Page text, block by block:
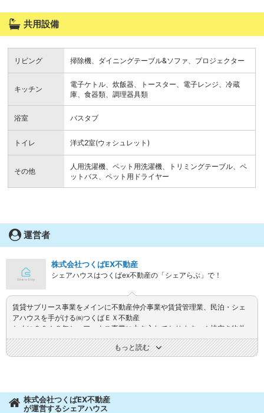
共用設備
リビング 掃除機、ダイニングテーブル&ソファ、プロジェクター
キッチン
電子ケトル、炊飯器、トースター、電子レンジ、冷蔵
庫、食器類、調理器具類
浴室 バスタブ
トイレ 洋式2室(ウォシュレット)
その他
人用洗濯機、ペット用洗濯機、トリミングテーブル、ペ
ットバス、ペット用ドライヤー
運営者
株式会社つくばEX不動産
シェアハウスはつくばex不動産の「シェアらぶ」で！
賃貸サブリース事業をメインに不動産仲介事業や賃貸管理業、民泊・シェ
アハウスを手がける㈱つくばＥＸ不動産
とくに２０１８年シェアハウス事業に力を入れております。１棟空き物件
の全部屋借りてもらう法人営業など、さまざまなニーズに対応します。近
年シェアハウス問題で世間を騒がせてる管理物件を受託し 住みたい７㎡
を実現します
もっと読む
株式会社つくばEX不動産
が運営するシェアハウス